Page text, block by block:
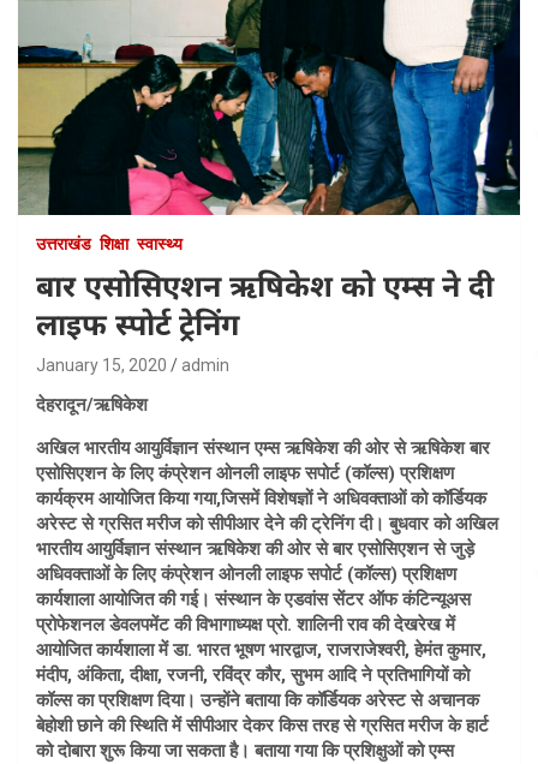
उत्तराखंड शिक्षा स्वास्थ्य
बार एसोसिएशन ऋषिकेश को एम्स ने दी
लाइफ स्पोर्ट ट्रेनिंग
January 15, 2020 admin
देहरादून/ऋषिकेश
अखिल भारतीय आयुर्विज्ञान संस्थान एम्स ऋषिकेश की ओर से ऋषिकेश बार
एसोसिएशन के लिए कंप्रेशन ओनली लाइफ सपोर्ट (कॉल्स) प्रशिक्षण
कार्यक्रम आयोजित किया गया,जिसमें विशेषज्ञों ने अधिवक्ताओं को कॉर्डियक
अरेस्ट से ग्रसित मरीज को सीपीआर देने की ट्रेनिंग दी। बुधवार को अखिल
भारतीय आयुर्विज्ञान संस्थान ऋषिकेश की ओर से बार एसो​सिएशन से जुड़े
अधिवक्ताओं के लिए कंप्रेशन ओनली लाइफ सपोर्ट (कॉल्स) प्रशिक्षण
कार्यशाला आयोजित की गई। संस्थान के एडवांस सेंटर ऑफ कंटिन्यूअस
प्रोफेशनल डेवलपमेंट की विभागाध्यक्ष प्रो. शालिनी राव की देखरेख में
आयोजित कार्यशाला में डा. भारत भूषण भारद्वाज, राजराजेश्वरी, हेमंत कुमार,
मंदीप, अंकिता, दीक्षा, रजनी, रविंद्र कौर, सुभम आदि ने प्रतिभागियों काे
कॉल्स का प्रशिक्षण दिया। उन्होंने बताया कि कॉर्डियक अरेस्ट से अचानक
बेहोशी छाने की स्थिति में सीपीआर देकर किस तरह से ग्रसित मरीज के हार्ट
को दोबारा शुरू किया जा सकता है। बताया गया कि प्रशिक्षुओं को एम्स